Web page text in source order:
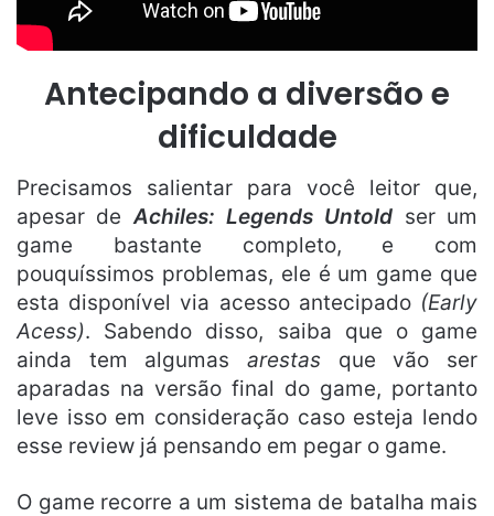
Antecipando a diversão e
dificuldade
Precisamos salientar para você leitor que,
apesar deAchiles: Legends Untold ser um
game bastante completo, e com
pouquíssimos problemas, ele é um game que
esta disponível via acesso antecipado (Early
Acess). Sabendo disso, saiba que o game
ainda tem algumas arestas que vão ser
aparadas na versão final do game, portanto
leve isso em consideração caso esteja lendo
esse review já pensando em pegar o game.
O game recorre a um sistema de batalha mais